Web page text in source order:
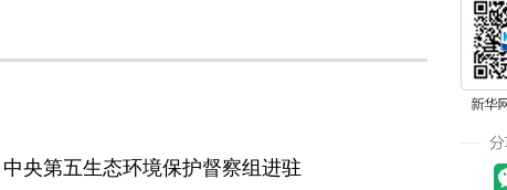
央第五生态环境保护督察组进驻